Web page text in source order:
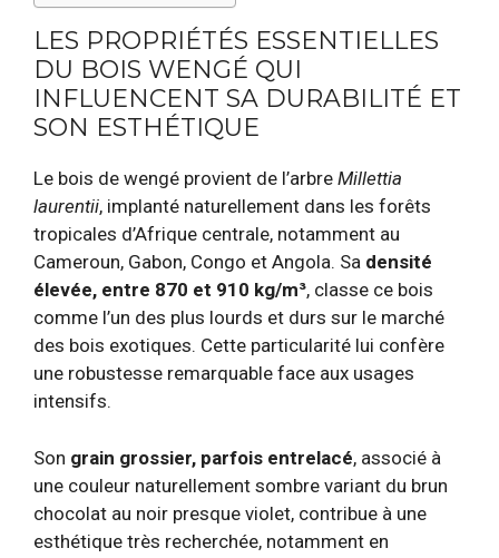
LES PROPRIÉTÉS ESSENTIELLES
DU BOIS WENGÉ QUI
INFLUENCENT SA DURABILITÉ ET
SON ESTHÉTIQUE
Le bois de wengé provient de l’arbre Millettia
laurentii, implanté naturellement dans les forêts
tropicales d’Afrique centrale, notamment au
Cameroun, Gabon, Congo et Angola. Sa densité
élevée, entre 870 et 910 kg/m³, classe ce bois
comme l’un des plus lourds et durs sur le marché
des bois exotiques. Cette particularité lui confère
une robustesse remarquable face aux usages
intensifs.
Son grain grossier, parfois entrelacé, associé à
une couleur naturellement sombre variant du brun
chocolat au noir presque violet, contribue à une
esthétique très recherchée, notamment en